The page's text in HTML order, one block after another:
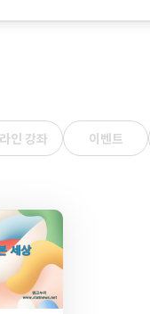
인 강좌 이벤트